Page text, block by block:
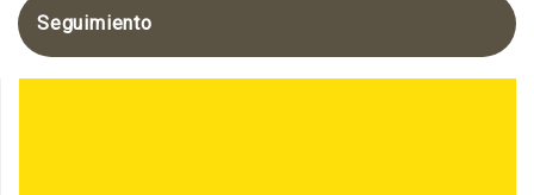
Seguimiento